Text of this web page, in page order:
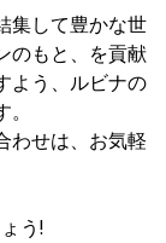
集して豊かな世
のもと、を貢献
よう、ルビナの
わせは、お気軽
う!